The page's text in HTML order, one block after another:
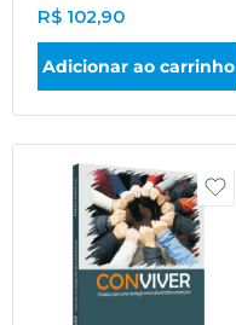
R$ 102,90
Adicionar ao carrinho